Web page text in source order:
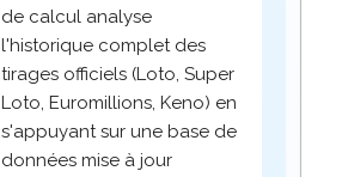
de calcul analyse
l'historique complet des
tirages officiels (Loto, Super
Loto, Euromillions, Keno) en
s'appuyant sur une base de
données mise à jour